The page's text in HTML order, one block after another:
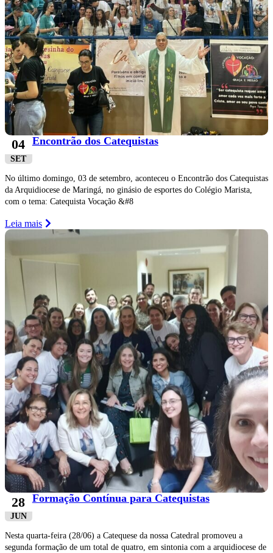
04
SET
Encontrão dos Catequistas
No último domingo, 03 de setembro, aconteceu o Encontrão dos Catequistas
da Arquidiocese de Maringá, no ginásio de esportes do Colégio Marista,
com o tema: Catequista Vocação &#8
Leia mais
28
JUN
Formação Contínua para Catequistas
Nesta quarta-feira (28/06) a Catequese da nossa Catedral promoveu a
segunda formação de um total de quatro, em sintonia com a arquidiocese de